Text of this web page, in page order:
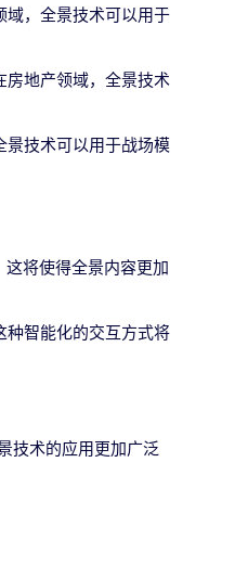
域，全景技术可以用于
房地产领域，全景技术
景技术可以用于战场模
将使得全景内容更加
种智能化的交互方式将
技术的应用更加广泛